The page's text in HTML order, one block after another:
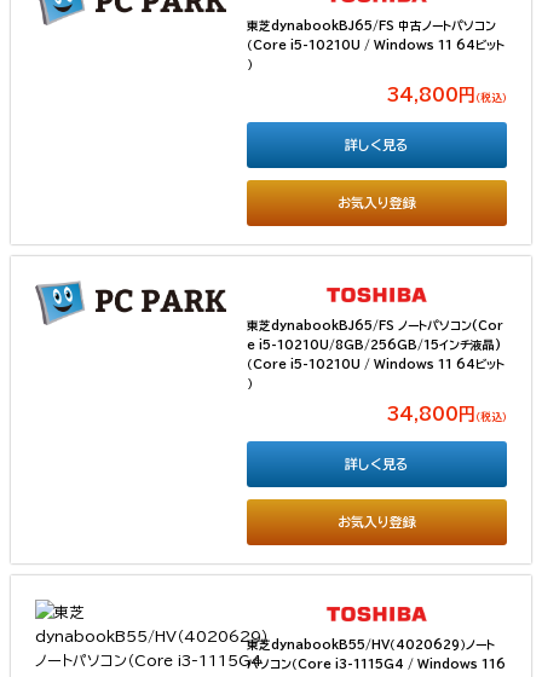
東芝dynabookBJ65/FS 中古ノートパソコン
（Core i5-10210U / Windows 11 64ビット
）
34,800円 （税込）
お気入り登録
詳しく見る
東芝dynabookBJ65/FS ノートパソコン(Cor
e i5-10210U/8GB/256GB/15インチ液晶)
（Core i5-10210U / Windows 11 64ビット
）
34,800円 （税込）
お気入り登録
詳しく見る
東芝dynabookB55/HV（4020629）ノート
パソコン（Core i3-1115G4 / Windows 116